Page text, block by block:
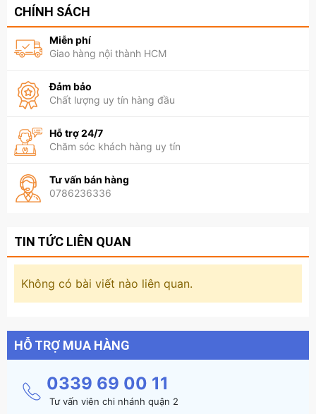
CHÍNH SÁCH
Miễn phí
Giao hàng nội thành HCM
Đảm bảo
Chất lượng uy tín hàng đầu
Hỗ trợ 24/7
Chăm sóc khách hàng uy tín
Tư vấn bán hàng
0786236336
TIN TỨC LIÊN QUAN
Không có bài viết nào liên quan.
HỖ TRỢ MUA HÀNG
0339 69 00 11
Tư vấn viên chi nhánh quận 2